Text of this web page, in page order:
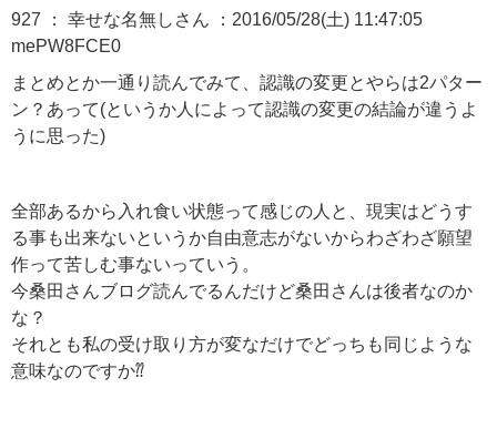
927 ： 幸せな名無しさん ：2016/05/28(土) 11:47:05
mePW8FCE0
まとめとか一通り読んでみて、認識の変更とやらは2パター
ン？あって(というか人によって認識の変更の結論が違うよ
うに思った)
全部あるから入れ食い状態って感じの人と、現実はどうす
る事も出来ないというか自由意志がないからわざわざ願望
作って苦しむ事ないっていう。
今桑田さんブログ読んでるんだけど桑田さんは後者なのか
な？
それとも私の受け取り方が変なだけでどっちも同じような
意味なのですか⁇